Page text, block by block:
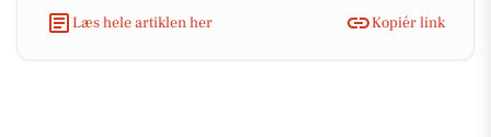
Læs hele artiklen her
Kopiér link